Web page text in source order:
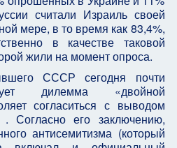
считали Израиль своей
мере, в то время как 83,4%,
в качестве таковой
жили на момент опроса.
СССР сегодня почти
дилемма «двойной
согласиться с выводом
Согласно его заключению,
антисемитизма (который